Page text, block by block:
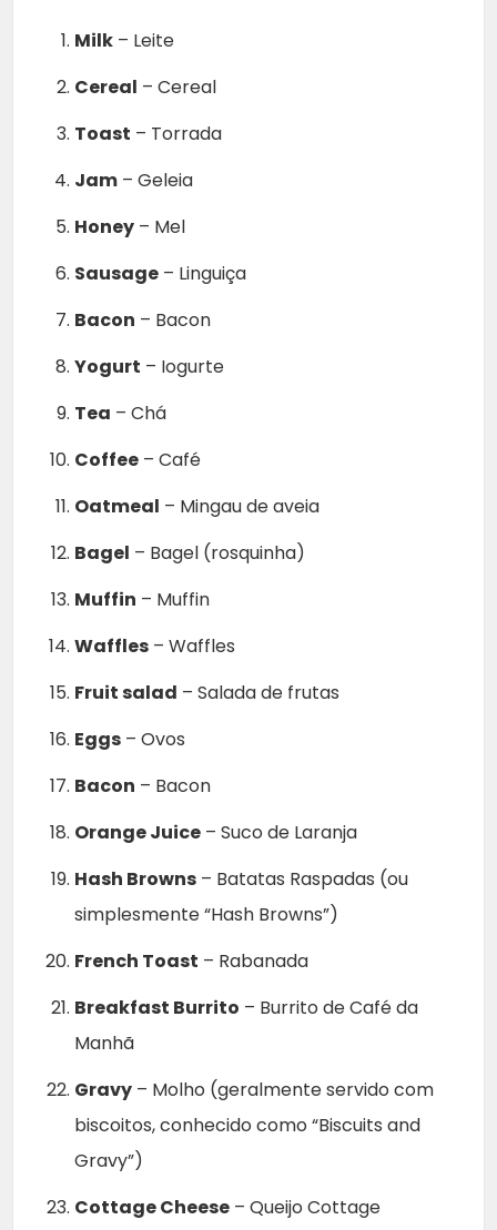
Milk – Leite
Cereal – Cereal
Toast – Torrada
Jam – Geleia
Honey – Mel
Sausage – Linguiça
Bacon – Bacon
Yogurt – Iogurte
Tea – Chá
Coffee – Café
Oatmeal – Mingau de aveia
Bagel – Bagel (rosquinha)
Muffin – Muffin
Waffles – Waffles
Fruit salad – Salada de frutas
Eggs – Ovos
Bacon – Bacon
Orange Juice – Suco de Laranja
Hash Browns – Batatas Raspadas (ou
simplesmente “Hash Browns”)
French Toast – Rabanada
Breakfast Burrito – Burrito de Café da
Manhã
Gravy – Molho (geralmente servido com
biscoitos, conhecido como “Biscuits and
Gravy”)
Cottage Cheese – Queijo Cottage